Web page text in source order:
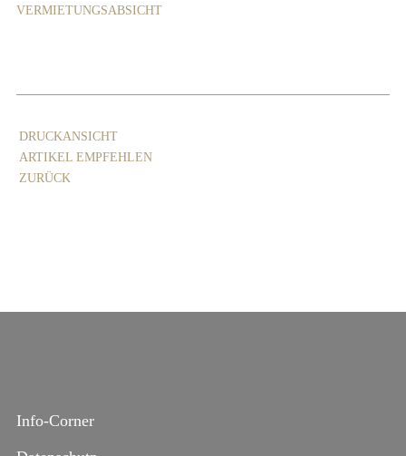
VERMIETUNGSABSICHT
DRUCKANSICHT
ARTIKEL EMPFEHLEN
ZURÜCK
Info-Corner